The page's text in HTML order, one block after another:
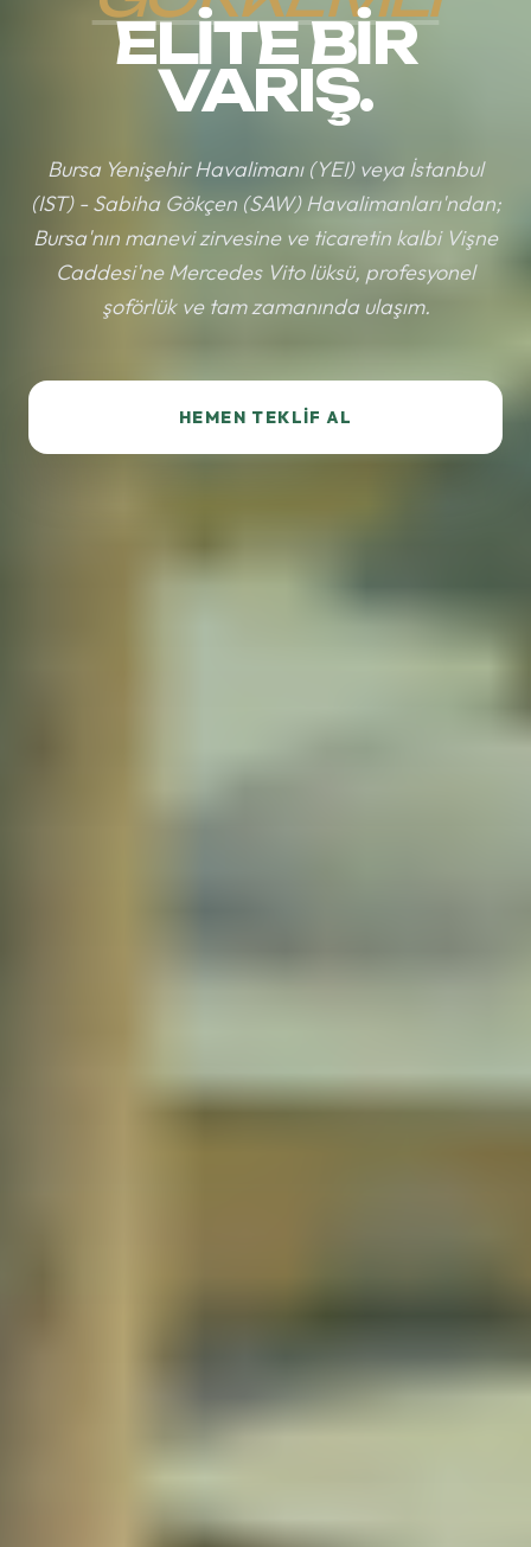
ELITE BIR
VARIŞ.
Bursa Yenişehir Havalimanı (YEI) veya İstanbul
(IST) - Sabiha Gökçen (SAW) Havalimanları'ndan;
Bursa'nın manevi zirvesine ve ticaretin kalbi Vişne
Caddesi'ne Mercedes Vito lüksü, profesyonel
şoförlük ve tam zamanında ulaşım.
HEMEN TEKLIF AL